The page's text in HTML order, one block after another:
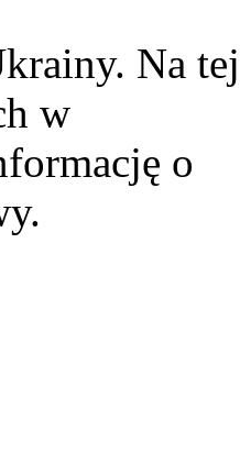
Na tej
w
o